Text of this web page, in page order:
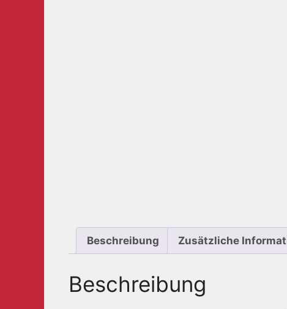
Beschreibung Zusätzliche
Beschreibung